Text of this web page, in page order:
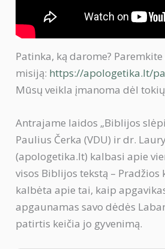
Patinka, ką darome?
misiją: https://apologetika.lt/
Mūsų veikla įmanoma dėl
Antrajame laidos „Biblijos
Paulius Čerka (VDU) ir dr.
(apologetika.lt) kalbasi apie
visos Biblijos tekstą – Pradžios
kalbėta apie tai, kaip
apgaunamas savo dėdės
patirtis keičia jo gyvenimą.